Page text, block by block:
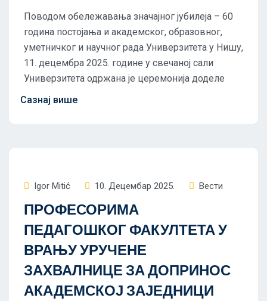
Поводом обележавања значајног јубилеја – 60
година постојања и академског, образовног,
уметничког и научног рада Универзитета у Нишу,
11. децембра 2025. године у свечаној сали
Универзитета одржана је церемонија доделе
Igor Mitić 10. Децембар 2025. Вести
ПРОФЕСОРИМА
ПЕДАГОШКОГ ФАКУЛТЕТА У
ВРАЊУ УРУЧЕНЕ
ЗАХВАЛНИЦЕ ЗА ДОПРИНОС
АКАДЕМСКОЈ ЗАЈЕДНИЦИ